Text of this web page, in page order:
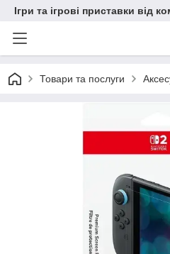
Ігри та ігрові приставки від
Товари та послуги